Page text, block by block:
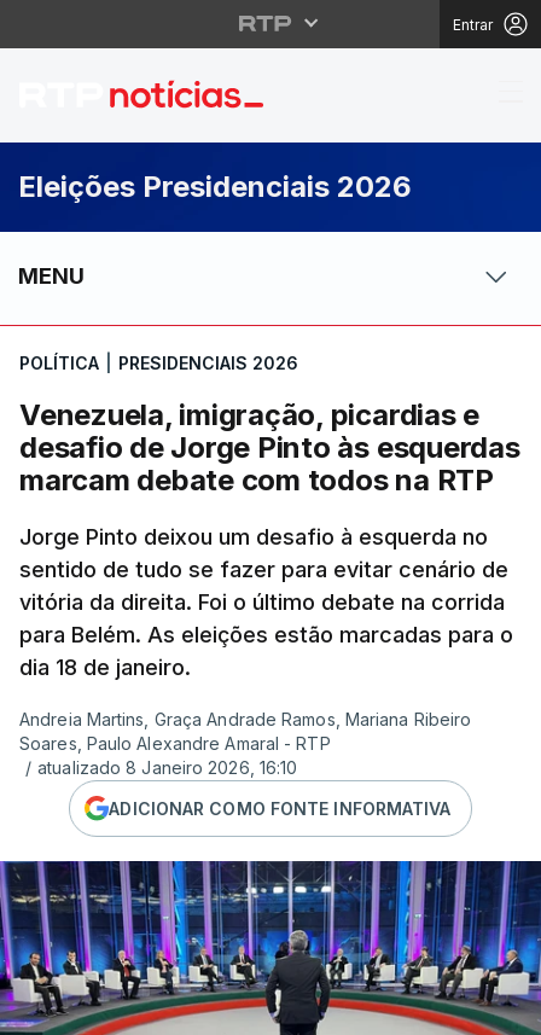
Entrar
Venezuela,
Eleições Presidenciais 2026
MENU
POLÍTICA PRESIDENCIAIS 2026
Venezuela, imigração, picardias e
desafio de Jorge Pinto às esquerdas
marcam debate com todos na RTP
Jorge Pinto deixou um desafio à esquerda no
sentido de tudo se fazer para evitar cenário de
vitória da direita. Foi o último debate na corrida
para Belém. As eleições estão marcadas para o
dia 18 de janeiro.
Andreia Martins, Graça Andrade Ramos, Mariana Ribeiro
Soares, Paulo Alexandre Amaral - RTP
/ atualizado 8 Janeiro 2026, 16:10
ADICIONAR COMO FONTE INFORMATIVA